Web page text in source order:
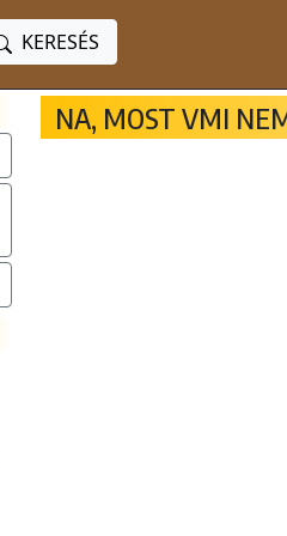
KERESÉS
NA, MOST VMI